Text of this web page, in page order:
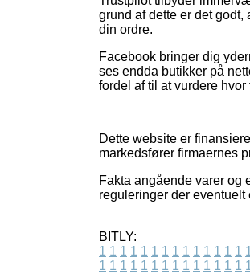
grund af dette er det
din ordre.
Facebook bringer dig
ses endda butikker på
fordel af til at vurdere
Dette website er
markedsfører firmaernes
Fakta angående varer og
reguleringer der
BITLY:
1 1 1 1 1 1 1 1 1 1 1 1 1 1
1 1 1 1 1 1 1 1 1 1 1 1 1 1